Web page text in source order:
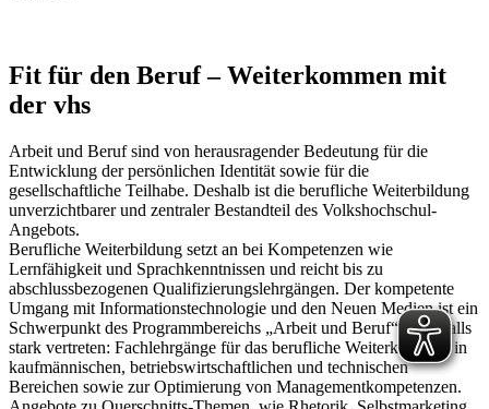
Fit für den Beruf – Weiterkommen mit
der vhs
Arbeit und Beruf sind von herausragender Bedeutung für die
Entwicklung der persönlichen Identität sowie für die
gesellschaftliche Teilhabe. Deshalb ist die berufliche Weiterbildung
unverzichtbarer und zentraler Bestandteil des Volkshochschul-
Angebots.
Berufliche Weiterbildung setzt an bei Kompetenzen wie
Lernfähigkeit und Sprachkenntnissen und reicht bis zu
abschlussbezogenen Qualifizierungslehrgängen. Der kompetente
Umgang mit Informationstechnologie und den Neuen Medien ist ein
Schwerpunkt des Programmbereichs „Arbeit und Beruf“. Ebenfalls
stark vertreten: Fachlehrgänge für das berufliche Weiterkommen in
kaufmännischen, betriebswirtschaftlichen und technischen
Bereichen sowie zur Optimierung von Managementkompetenzen.